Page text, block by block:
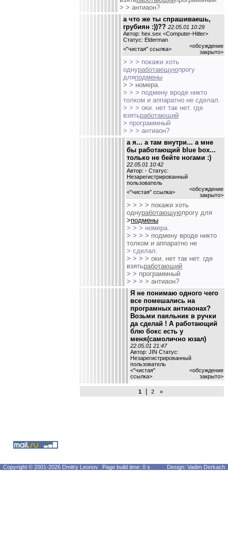
> > антиаон?
а что же ты спрашиваешь,
грубиян :))?? 22.05.01 10:29
Автор: hex.sex <Computer-Hitler>
Статус: Elderman
<"чистая" ссылка>
<обсуждение
закрыто>
> > > покажи хоть
однуработающуюпрогу
дляподмены
> > номера.
> > > подмену вроде никто
толком и аппаратно не сделал.
> > > оки. нет так нет. где
взятьработающий
> программный
> > > антиаон?
а я... а там внутри... а мне
бы работающий blue box...
только не бейте ногами :)
22.05.01 10:42
Автор: - Статус:
Незарегистрированный
пользователь
<"чистая" ссылка>
<обсуждение
закрыто>
> > > > покажи хоть
однуработающуюпрогу для
>подмены
> > > номера.
> > > > подмену вроде никто
толком и аппаратно не
> сделал.
> > > > оки. нет так нет. где
взятьработающий
> > программный
> > > > антиаон?
Я не понимаю одного чего
все помешались на
програмных антиаонах?
Возьми паяльник в ручки
да сделай ! А работающий
блю бокс есть у
меня(самолично юзал)
22.05.01 21:47
Автор: JIN Статус:
Незарегистрированный
пользователь
<"чистая"
ссылка>
<обсуждение
закрыто>
1| 2 »
Copyright © 2001-2026 Dmitry Leonov Page build time: 0 s Design: Vadim Derkach